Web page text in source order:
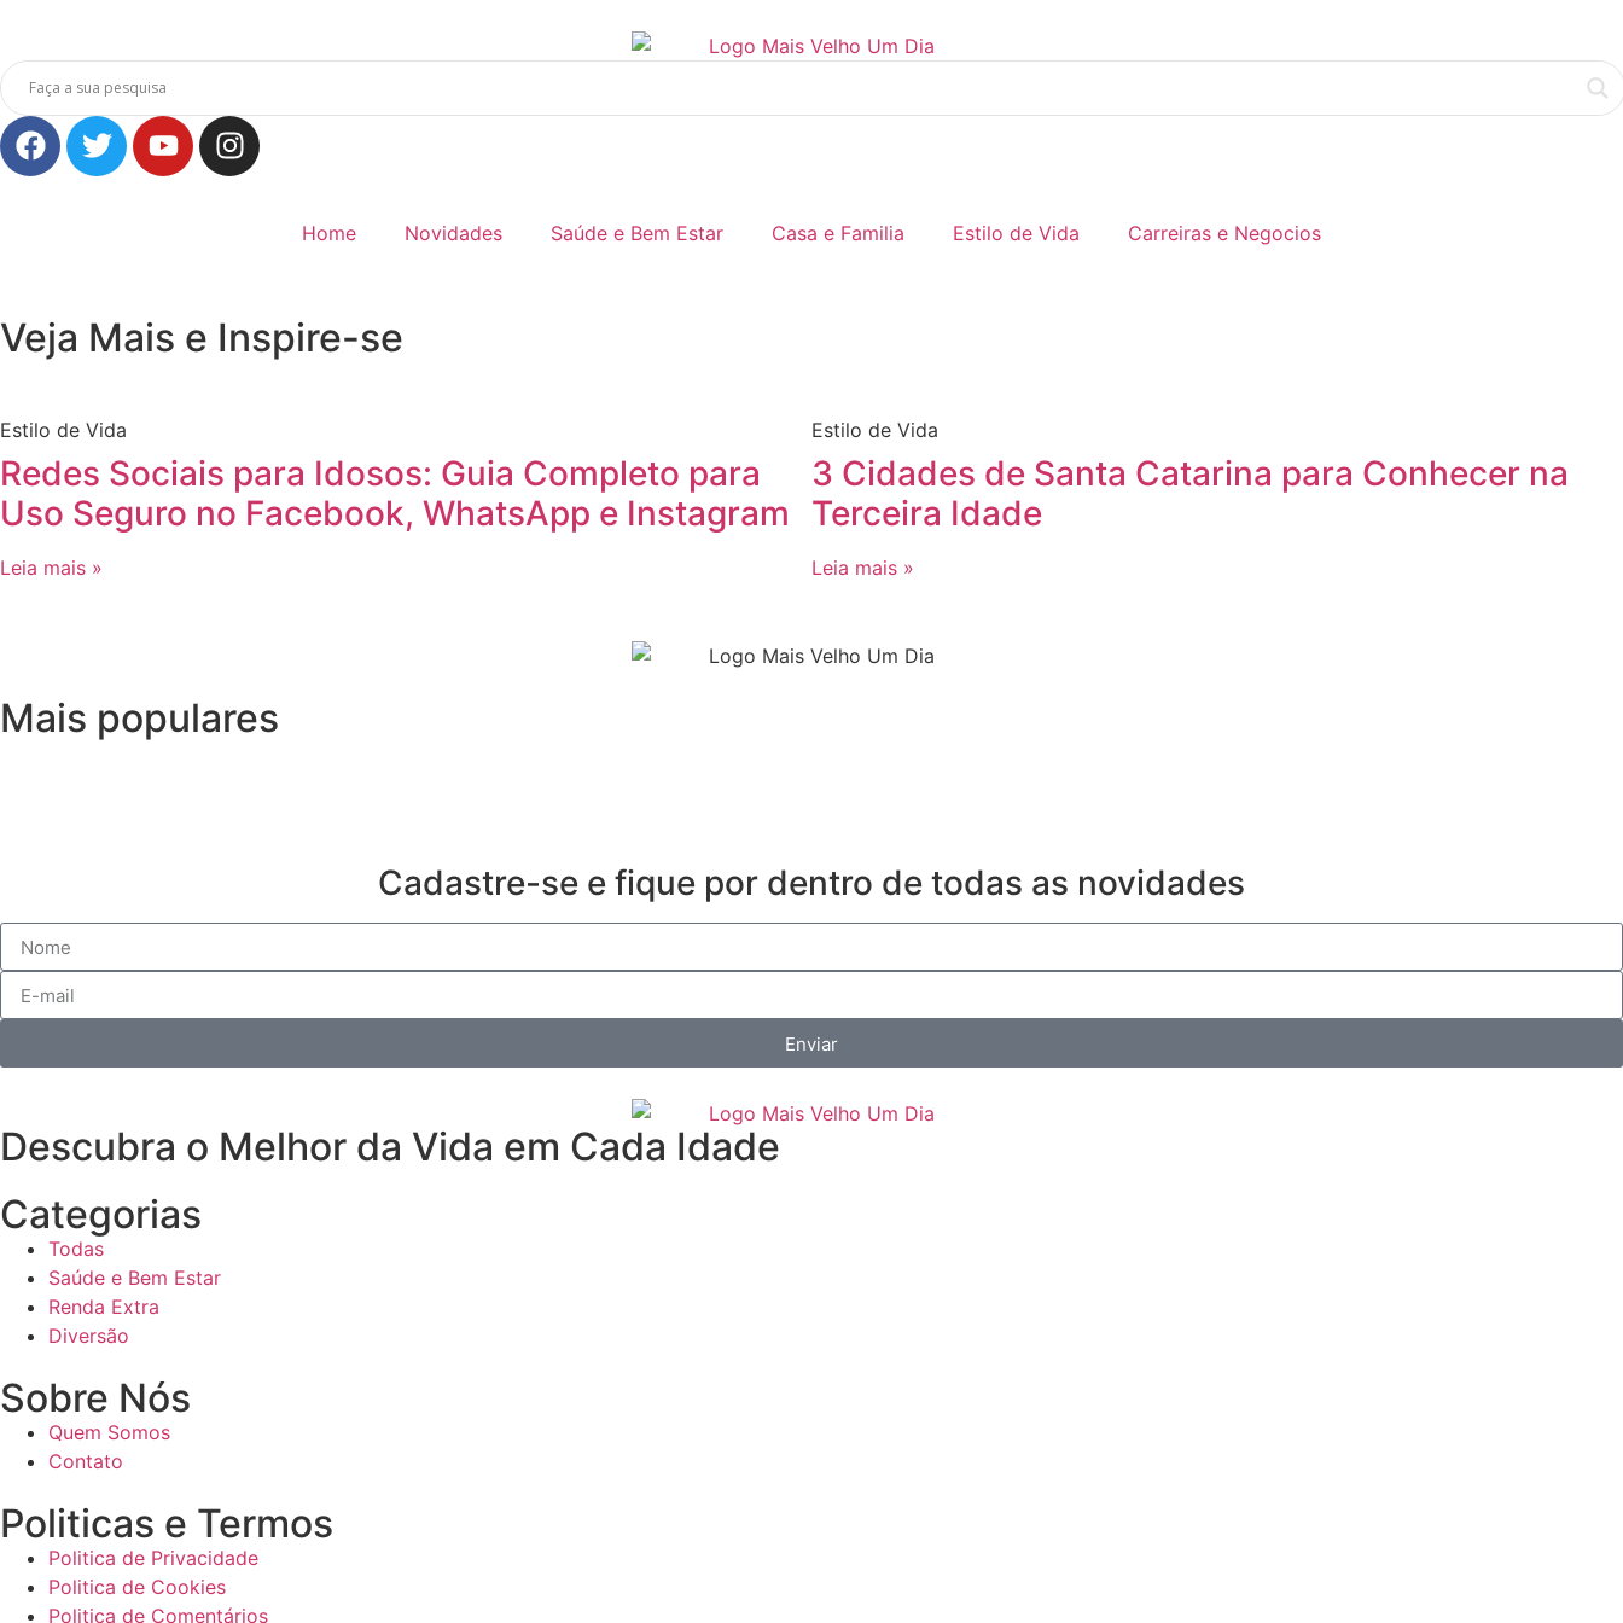
Home Novidades Saúde e Bem Estar Casa e Familia Estilo de Vida Carreiras e Negocios
Veja Mais e Inspire-se
Estilo de Vida
Redes Sociais para Idosos: Guia Completo para
Uso Seguro no Facebook, WhatsApp e Instagram
Leia mais »
Estilo de Vida
3 Cidades de Santa Catarina para Conhecer na
Terceira Idade
Leia mais »
Mais populares
Cadastre-se e fique por dentro de todas as novidades
Enviar
Descubra o Melhor da Vida em Cada Idade
Categorias
Todas
Saúde e Bem Estar
Renda Extra
Diversão
Sobre Nós
Quem Somos
Contato
Politicas e Termos
Politica de Privacidade
Politica de Cookies
Politica de Comentários